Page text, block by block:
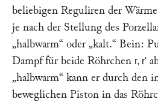
beliebigen Reguliren der
je nach der Stellung des
„halbwarm“ oder „kalt.“ Bein:
Dampf für beide Röhrchen r, r'
„halbwarm“ kann er durch den
beweglichen Piston in das